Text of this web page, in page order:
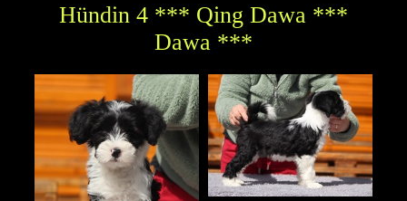
Hündin 4 *** Qing Dawa ***
Dawa ***